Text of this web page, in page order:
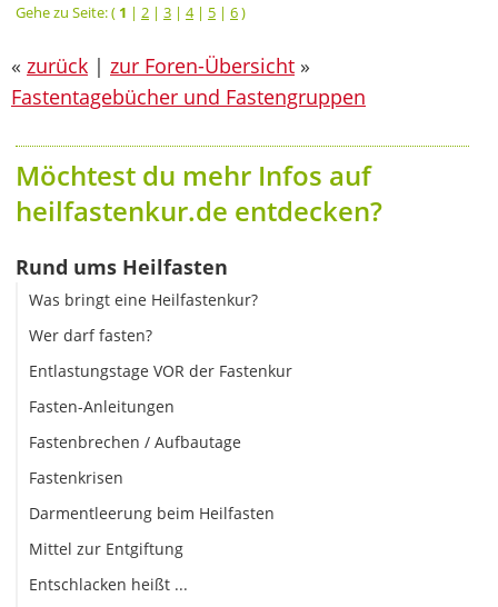
Gehe zu Seite: ( 1 | 2 | 3 | 4| 5 | 6)
« zurück | zur Foren-Übersicht »
Fastentagebücher und Fastengruppen
Möchtest du mehr Infos auf
heilfastenkur.de entdecken?
Rund ums Heilfasten
Was bringt eine Heilfastenkur?
Wer darf fasten?
Entlastungstage VOR der Fastenkur
Fasten-Anleitungen
Fastenbrechen / Aufbautage
Fastenkrisen
Darmentleerung beim Heilfasten
Mittel zur Entgiftung
Entschlacken heißt ...